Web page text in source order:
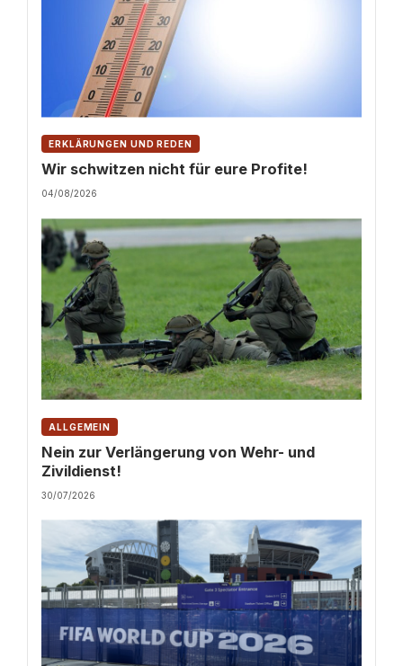
ERKLÄRUNGEN UND REDEN
Wir schwitzen nicht für eure Profite!
04/08/2026
ALLGEMEIN
Nein zur Verlängerung von Wehr- und
Zivildienst!
30/07/2026